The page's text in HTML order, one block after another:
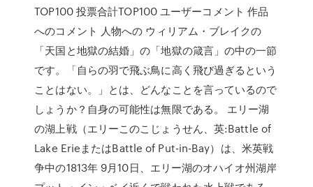
TOP100 投票合計TOP100 ユーザーコメント 作品
へのコメント 人物への ウィリアム・ブレイクの
「天国と地獄の結婚」の「地獄の箴言」の中の一節
です。「自らの羽で飛ぶ鳥に高く飛び過ぎるという
ことはない。」とは、どんなことを言っているので
しょうか？自身の可能性は無限である。 エリー湖
の湖上戦（エリーこのこじょうせん、英:Battle of
Lake ErieまたはBattle of Put-in-Bay）は、米英戦
争中の1813年 9月10日、エリー湖のオハイオ州湖岸